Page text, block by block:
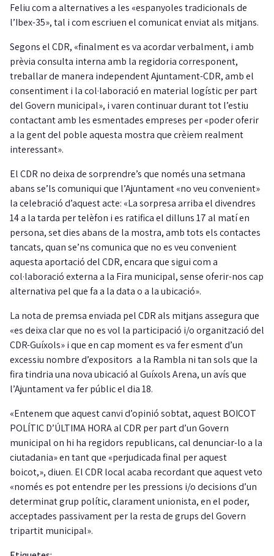
Feliu com a alternatives a les «espanyoles tradicionals de
l’Ibex-35», tal i com escriuen el comunicat enviat als mitjans.
Segons el CDR, «finalment es va acordar verbalment, i amb
prèvia consulta interna amb la regidoria corresponent,
treballar de manera independent Ajuntament-CDR, amb el
consentiment i la col·laboració en material logístic per part
del Govern municipal», i varen continuar durant tot l’estiu
contactant amb les esmentades empreses per «poder oferir
a la gent del poble aquesta mostra que crèiem realment
interessant».
El CDR no deixa de sorprendre’s que només una setmana
abans se’ls comuniqui que l’Ajuntament «no veu convenient»
la celebració d’aquest acte: «La sorpresa arriba el divendres
14 a la tarda per telèfon i es ratifica el dilluns 17 al matí en
persona, set dies abans de la mostra, amb tots els contactes
tancats, quan se’ns comunica que no es veu convenient
aquesta aportació del CDR, encara que sigui com a
col·laboració externa a la Fira municipal, sense oferir-nos cap
alternativa pel que fa a la data o a la ubicació».
La nota de premsa enviada pel CDR als mitjans assegura que
«es deixa clar que no es vol la participació i/o organització del
CDR-Guíxols» i que en cap moment es va fer esment d’un
excessiu nombre d’expositors a la Rambla ni tan sols que la
fira tindria una nova ubicació al Guíxols Arena, un avís que
l’Ajuntament va fer públic el dia 18.
«Entenem que aquest canvi d’opinió sobtat, aquest BOICOT
POLÍTIC D’ÚLTIMA HORA al CDR per part d’un Govern
municipal on hi ha regidors republicans, cal denunciar-lo a la
ciutadania» en tant que «perjudicada final per aquest
boicot,», diuen. El CDR local acaba recordant que aquest veto
«només es pot entendre per les pressions i/o decisions d’un
determinat grup polític, clarament unionista, en el poder,
acceptades passivament per la resta de grups del Govern
tripartit municipal».